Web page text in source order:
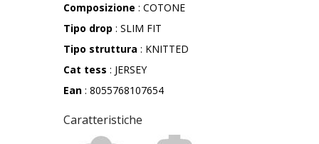
Composizione : COTONE
Tipo drop : SLIM FIT
Tipo struttura : KNITTED
Cat tess : JERSEY
Ean : 8055768107654
Caratteristiche